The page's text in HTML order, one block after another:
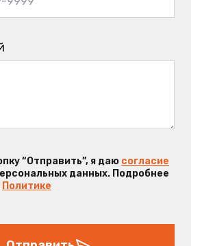
“Отправить”, я даю согласие
данных. Подробнее
Политике